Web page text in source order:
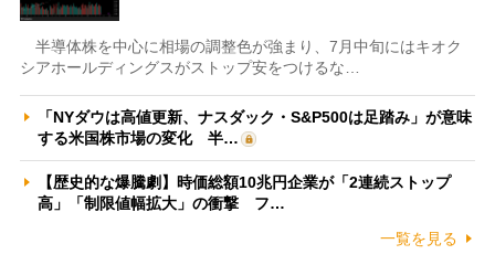
半導体株を中心に相場の調整色が強まり、7月中旬にはキオク
シアホールディングスがストップ安をつけるな…
「NYダウは高値更新、ナスダック・S&P500は足踏み」が意味
する米国株市場の変化 半…
【歴史的な爆騰劇】時価総額10兆円企業が「2連続ストップ
高」「制限値幅拡大」の衝撃 フ…
一覧を見る